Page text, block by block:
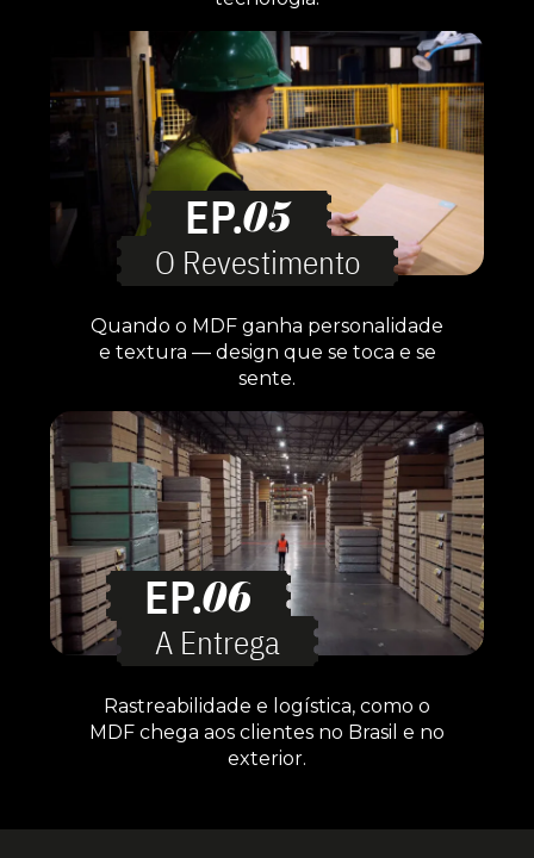
EP.05
O Revestimento
Quando o MDF ganha personalidade
e textura — design que se toca e se
sente.
EP.06
A Entrega
Rastreabilidade e logística, como o
MDF chega aos clientes no Brasil e no
exterior.